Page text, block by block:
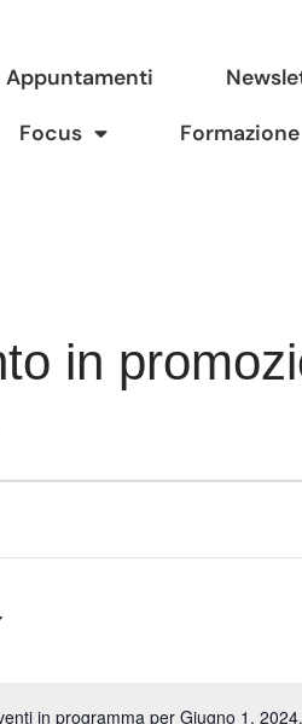
Appuntamenti
Focus Formazione
in
in programma per Giugno 1,